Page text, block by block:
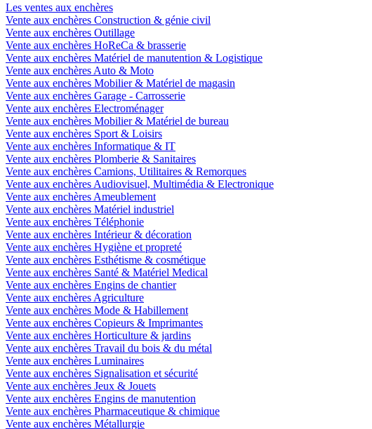
Les ventes aux enchères
Vente aux enchères Construction & génie civil
Vente aux enchères Outillage
Vente aux enchères HoReCa & brasserie
Vente aux enchères Matériel de manutention & Logistique
Vente aux enchères Auto & Moto
Vente aux enchères Mobilier & Matériel de magasin
Vente aux enchères Garage - Carrosserie
Vente aux enchères Electroménager
Vente aux enchères Mobilier & Matériel de bureau
Vente aux enchères Sport & Loisirs
Vente aux enchères Informatique & IT
Vente aux enchères Plomberie & Sanitaires
Vente aux enchères Camions, Utilitaires & Remorques
Vente aux enchères Audiovisuel, Multimédia & Electronique
Vente aux enchères Ameublement
Vente aux enchères Matériel industriel
Vente aux enchères Téléphonie
Vente aux enchères Intérieur & décoration
Vente aux enchères Hygiène et propreté
Vente aux enchères Esthétisme & cosmétique
Vente aux enchères Santé & Matériel Medical
Vente aux enchères Engins de chantier
Vente aux enchères Agriculture
Vente aux enchères Mode & Habillement
Vente aux enchères Copieurs & Imprimantes
Vente aux enchères Horticulture & jardins
Vente aux enchères Travail du bois & du métal
Vente aux enchères Luminaires
Vente aux enchères Signalisation et sécurité
Vente aux enchères Jeux & Jouets
Vente aux enchères Engins de manutention
Vente aux enchères Pharmaceutique & chimique
Vente aux enchères Métallurgie